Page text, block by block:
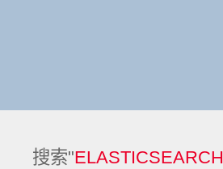
搜索"ELASTICSEARCH